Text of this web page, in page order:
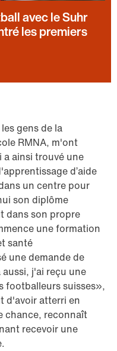
avec le Suhr
les premiers
gens de la
RMNA, m'ont
ainsi trouvé une
d’aide
un centre pour
son diplôme
dans son propre
une formation
santé
une demande de
j'ai reçu une
footballeurs suisses»,
d'avoir atterri en
chance, reconnaît
recevoir une